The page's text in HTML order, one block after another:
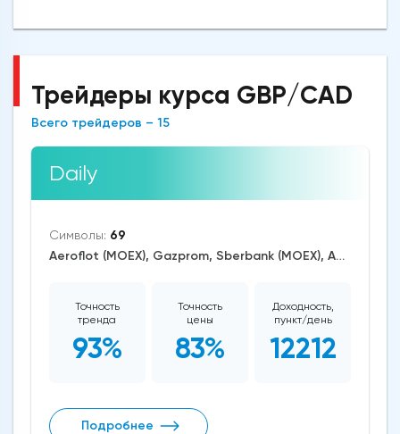
Трейдеры курса GBP/CAD
Всего трейдеров – 15
Daily
Символы: 69
Aeroflot (MOEX), Gazprom, Sberbank (MOEX), AUD/USD, EUR/USD, GBP/USD, USD/CAD, USD/JPY, CAD/CHF, EUR/AUD, EUR/GBP, CAD/JPY, EUR/CHF, GBP/AUD, GBP/NZD, AUD/NZD, GBP/CHF, AUD/CHF, EUR/JPY, CHF/JPY, EUR/CAD, GBP/JPY, AUD/JPY, NZD/USD, GBP/CAD, NZD/CAD, AUD/CAD, Cardano/USD, Ethereum/USD, Bitcoin/USD, XRP/USD, US Dollar Index, DAX, Nikkei 225, Dow Jones, NASDAQ 100, S&P 500, RUSSELL 2000, CAC 40, WTI Crude Oil, Natural Gas, Palladium, Gold, Alphabet, Alibaba, Visa, Activision Blizzard, Adobe Systems, Airbus SE, Volkswagen AG, Apple, American Express, Johnson&Johnson, Microsoft, Renault SA, Coca-Cola, nVidia, Caterpillar, Bank of America, Intel, Adidas, Exxon Mobil, Amazon, Tesla Motors, Boeing, Corn, Wheat, Soybean, ASX 200
Точность
тренда
93%
Точность
цены
83%
Доходность,
пункт/день
12212
Подробнее